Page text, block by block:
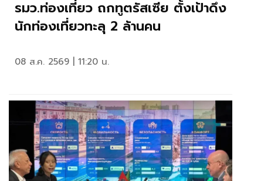
รมว.ท่องเที่ยว ถกทูตรัสเซีย ตั้งเป้าดึง
นักท่องเที่ยวทะลุ 2 ล้านคน
08 ส.ค. 2569 | 11:20 น.